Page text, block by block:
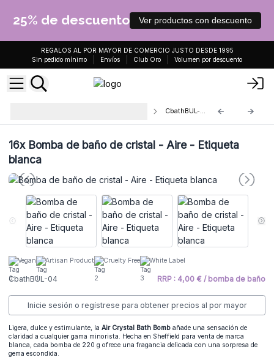
25% de descuento Ver productos con descuento
REGALOS AL POR MAYOR DE COMERCIO JUSTO DESDE 1995
Sin pedido mínimo
Envíos Club Oro Volumen por descuento
CbathBUL-04
16xBomba de baño de cristal - Aire - Etiqueta
blanca
Vegan Artisan Product Cruelty Free White Label
CbathBUL-04 RRP : 4,00 € / bomba de baño
Inicie sesión o regístrese para obtener precios al por mayor
Ligera, dulce y estimulante, la Air Crystal Bath Bomb añade una sensación de
claridad a cualquier gama minorista. Hecha en Sheffield para venta de marca
blanca, cada bomba de 220 g ofrece una fragancia delicada con una sorpresa de
gema escondida.